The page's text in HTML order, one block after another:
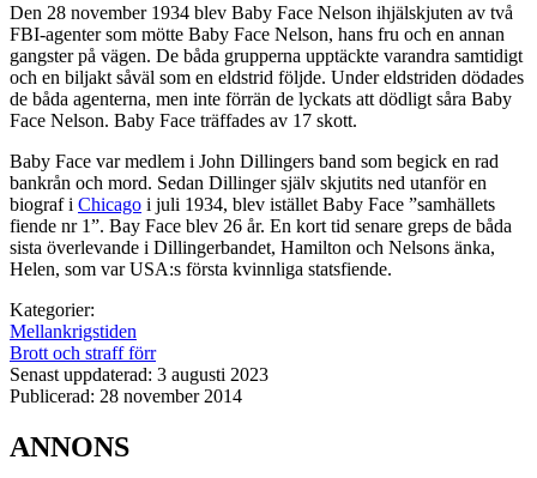
Den 28 november 1934 blev Baby Face Nelson ihjälskjuten av två
FBI-agenter som mötte Baby Face Nelson, hans fru och en annan
gangster på vägen. De båda grupperna upptäckte varandra samtidigt
och en biljakt såväl som en eldstrid följde. Under eldstriden dödades
de båda agenterna, men inte förrän de lyckats att dödligt såra Baby
Face Nelson. Baby Face träffades av 17 skott.
Baby Face var medlem i John Dillingers band som begick en rad
bankrån och mord. Sedan Dillinger själv skjutits ned utanför en
biograf i Chicago i juli 1934, blev istället Baby Face ”samhällets
fiende nr 1”. Bay Face blev 26 år. En kort tid senare greps de båda
sista överlevande i Dillingerbandet, Hamilton och Nelsons änka,
Helen, som var USA:s första kvinnliga statsfiende.
Kategorier:
Mellankrigstiden
Brott och straff förr
Senast uppdaterad: 3 augusti 2023
Publicerad: 28 november 2014
ANNONS